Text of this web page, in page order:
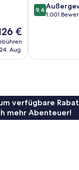
€
Aug.
9.4
von
9,4
1.001
verfügbare
mehr Abenteuer!